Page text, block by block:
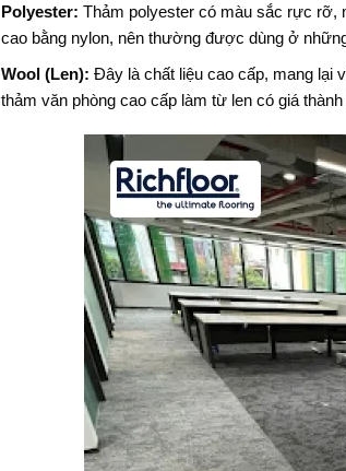
Polyester: Thảm polyester có màu sắc rực rỡ,
cao bằng nylon, nên thường được dùng ở
Wool (Len): Đây là chất liệu cao cấp, mang lại
thảm văn phòng cao cấp làm từ len có giá